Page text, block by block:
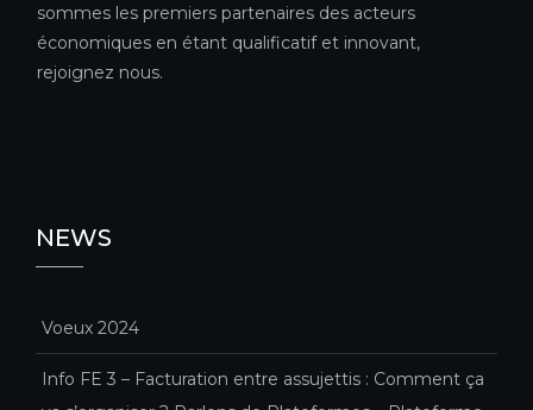
sommes les premiers partenaires des acteurs
économiques en étant qualificatif et innovant,
rejoignez nous.
NEWS
Voeux 2024
Info FE 3 – Facturation entre assujettis : Comment ça